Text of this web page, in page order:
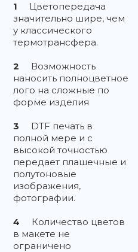
1
Цветопередача
значительно шире, чем
у классического
термотрансфера.
2
Возможность
наносить полноцветное
лого на сложные по
форме изделия
3
DTF печать в
полной мере и с
высокой точностью
передает плашечные и
полутоновые
изображения,
фотографии.
4
Количество цветов
в макете не
ограничено